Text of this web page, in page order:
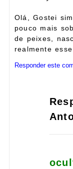
Olá, Gostei
pouco mais
de peixes,
realmente
Responder este